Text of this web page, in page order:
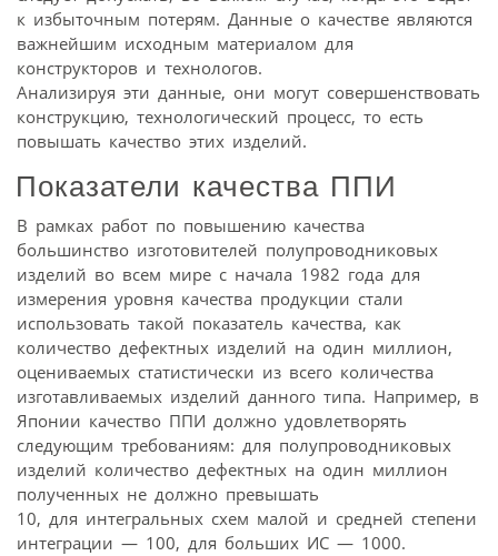
к избыточным потерям. Данные о качестве являются
важнейшим исходным материалом для
конструкторов и технологов.
Анализируя эти данные, они могут совершенствовать
конструкцию, технологический процесс, то есть
повышать качество этих изделий.
Показатели качества ППИ
В рамках работ по повышению качества
большинство изготовителей полупроводниковых
изделий во всем мире с начала 1982 года для
измерения уровня качества продукции стали
использовать такой показатель качества, как
количество дефектных изделий на один миллион,
оцениваемых статистически из всего количества
изготавливаемых изделий данного типа. Например, в
Японии качество ППИ должно удовлетворять
следующим требованиям: для полупроводниковых
изделий количество дефектных на один миллион
полученных не должно превышать
10, для интегральных схем малой и средней степени
интеграции — 100, для больших ИС — 1000.